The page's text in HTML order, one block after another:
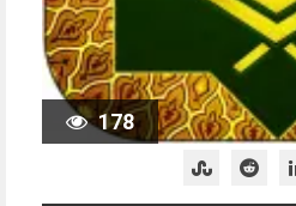
178